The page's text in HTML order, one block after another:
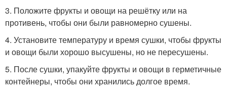
3. Положите фрукты и овощи на решётку или на
противень, чтобы они были равномерно сушены.
4. Установите температуру и время сушки, чтобы фрукты
и овощи были хорошо высушены, но не пересушены.
5. После сушки, упакуйте фрукты и овощи в герметичные
контейнеры, чтобы они хранились долгое время.